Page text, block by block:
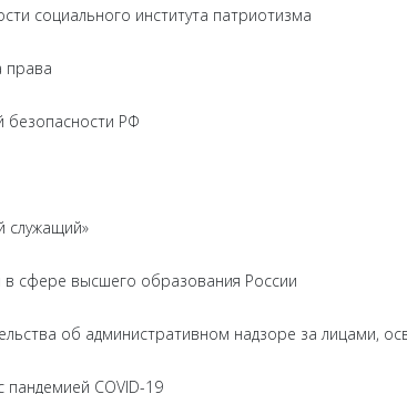
социального института патриотизма
права
безопасности РФ
служащий»
в сфере высшего образования России
об административном надзоре за лицами,
COVID-19